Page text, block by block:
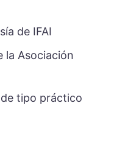
de IFAI
la Asociación
tipo práctico